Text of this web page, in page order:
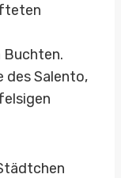
Buchten.
des Salento,